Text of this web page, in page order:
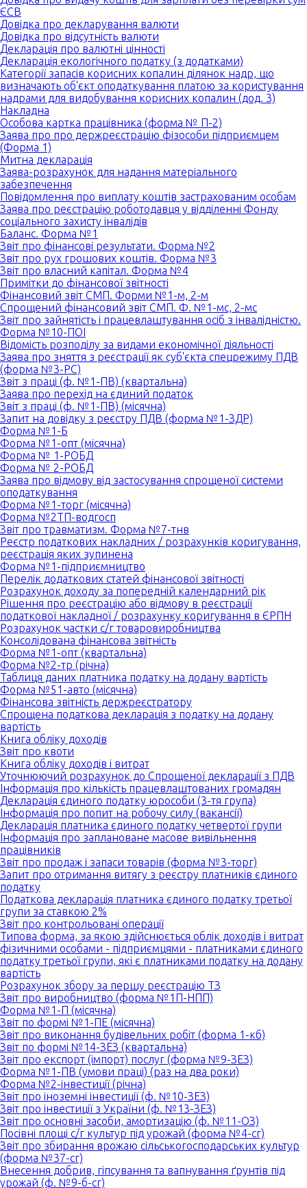
ЄСВ
Довідка про декларування валюти
Довідка про відсутність валюти
Декларація про валютні цінності
Декларація екологічного податку (з додатками)
Категорії запасів корисних копалин ділянок надр, що
визначають об'єкт оподаткування платою за користування
надрами для видобування корисних копалин (дод. 3)
Накладна
Особова картка працівника (форма № П-2)
Заява про про держреєстрацію фізособи підприємцем
(Форма 1)
Митна декларація
Заява-розрахунок для надання матеріального
забезпечення
Повідомлення про виплату коштів застрахованим особам
Заява про реєстрацію роботодавця у відділенні Фонду
соціального захисту інвалідів
Баланс. Форма №1
Звіт про фінансові результати. Форма №2
Звіт про рух грошових коштів. Форма №3
Звіт про власний капітал. Форма №4
Примітки до фінансової звітності
Фінансовий звіт СМП. Форми №1-м, 2-м
Спрощений фінансовий звіт СМП. Ф. №1-мс, 2-мс
Звіт про зайнятість і працевлаштування осіб з інвалідністю.
Форма №10-ПОІ
Відомість розподілу за видами економічної діяльності
Заява про зняття з реєстрації як суб'єкта спецрежиму ПДВ
(форма №3-РС)
Звіт з праці (ф. №1-ПВ) (квартальна)
Заява про перехід на єдиний податок
Звіт з праці (ф. №1-ПВ) (місячна)
Запит на довідку з реєстру ПДВ (форма №1-ЗДР)
Форма №1-Б
Форма №1-опт (місячна)
Форма № 1-РОБД
Форма № 2-РОБД
Заява про відмову від застосування спрощеної системи
оподаткування
Форма №1-торг (місячна)
Форма №2ТП-водгосп
Звіт про травматизм. Форма №7-тнв
Реєстр податкових накладних / розрахунків коригування,
реєстрація яких зупинена
Форма №1-підприємництво
Перелік додаткових статей фінансової звітності
Розрахунок доходу за попередній календарний рік
Рішення про реєстрацію або відмову в реєстрації
податкової накладної / розрахунку коригування в ЄРПН
Розрахунок частки с/г товаровиробництва
Консолідована фінансова звітність
Форма №1-опт (квартальна)
Форма №2-тр (річна)
Таблиця даних платника податку на додану вартість
Форма №51-авто (місячна)
Фінансова звітність держреєстратору
Спрощена податкова декларація з податку на додану
вартість
Книга обліку доходів
Звіт про квоти
Книга обліку доходів і витрат
Уточнюючий розрахунок до Спрощеної декларації з ПДВ
Інформація про кількість працевлаштованих громадян
Декларація єдиного податку юрособи (3-тя група)
Інформація про попит на робочу силу (вакансії)
Декларація платника єдиного податку четвертої групи
Інформація про заплановане масове вивільнення
працівників
Звіт про продаж і запаси товарів (форма №3-торг)
Запит про отримання витягу з реєстру платників єдиного
податку
Податкова декларація платника єдиного податку третьої
групи за ставкою 2%
Звіт про контрольовані операції
Типова форма, за якою здійснюється облік доходів і витрат
фізичними особами - підприємцями - платниками єдиного
податку третьої групи, які є платниками податку на додану
вартість
Розрахунок збору за першу реєстрацію ТЗ
Звіт про виробництво (форма №1П-НПП)
Форма №1-П (місячна)
Звіт по формі №1-ПЕ (місячна)
Звіт про виконання будівельних робіт (форма 1-кб)
Звіт по формі №14-ЗЕЗ (квартальна)
Звіт про експорт (імпорт) послуг (форма №9-ЗЕЗ)
Форма №1-ПВ (умови праці) (раз на два роки)
Форма №2-інвестиції (річна)
Звіт про іноземні інвестиції (ф. №10-ЗЕЗ)
Звіт про інвестиції з України (ф. №13-ЗЕЗ)
Звіт про основні засоби, амортизацію (ф. №11-ОЗ)
Посівні площі с/г культур під урожай (форма №4-сг)
Звіт про збирання врожаю сільськогосподарських культур
(форма №37-сг)
Внесення добрив, гіпсування та вапнування ґрунтів під
урожай (ф. №9-б-сг)